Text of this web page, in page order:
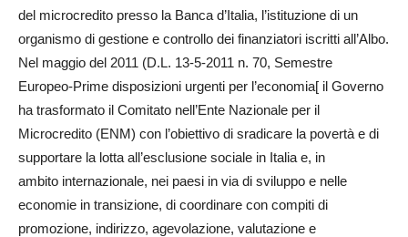
del microcredito presso la Banca d’Italia, l’istituzione di un
organismo di gestione e controllo dei finanziatori iscritti all’Albo.
Nel maggio del 2011 (D.L. 13-5-2011 n. 70, Semestre
Europeo-Prime disposizioni urgenti per l’economia[ il Governo
ha trasformato il Comitato nell’Ente Nazionale per il
Microcredito (ENM) con l’obiettivo di sradicare la povertà e di
supportare la lotta all’esclusione sociale in Italia e, in
ambito internazionale, nei paesi in via di sviluppo e nelle
economie in transizione, di coordinare con compiti di
promozione, indirizzo, agevolazione, valutazione e